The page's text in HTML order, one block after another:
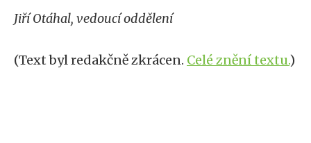
Jiří Otáhal, vedoucí oddělení
(Text byl redakčně zkrácen. Celé znění textu.)